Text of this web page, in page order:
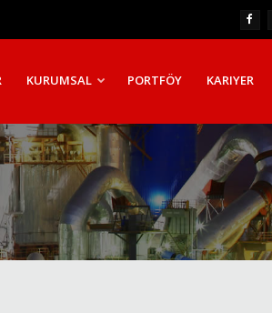
KURUMSAL PORTFÖY KARIYER